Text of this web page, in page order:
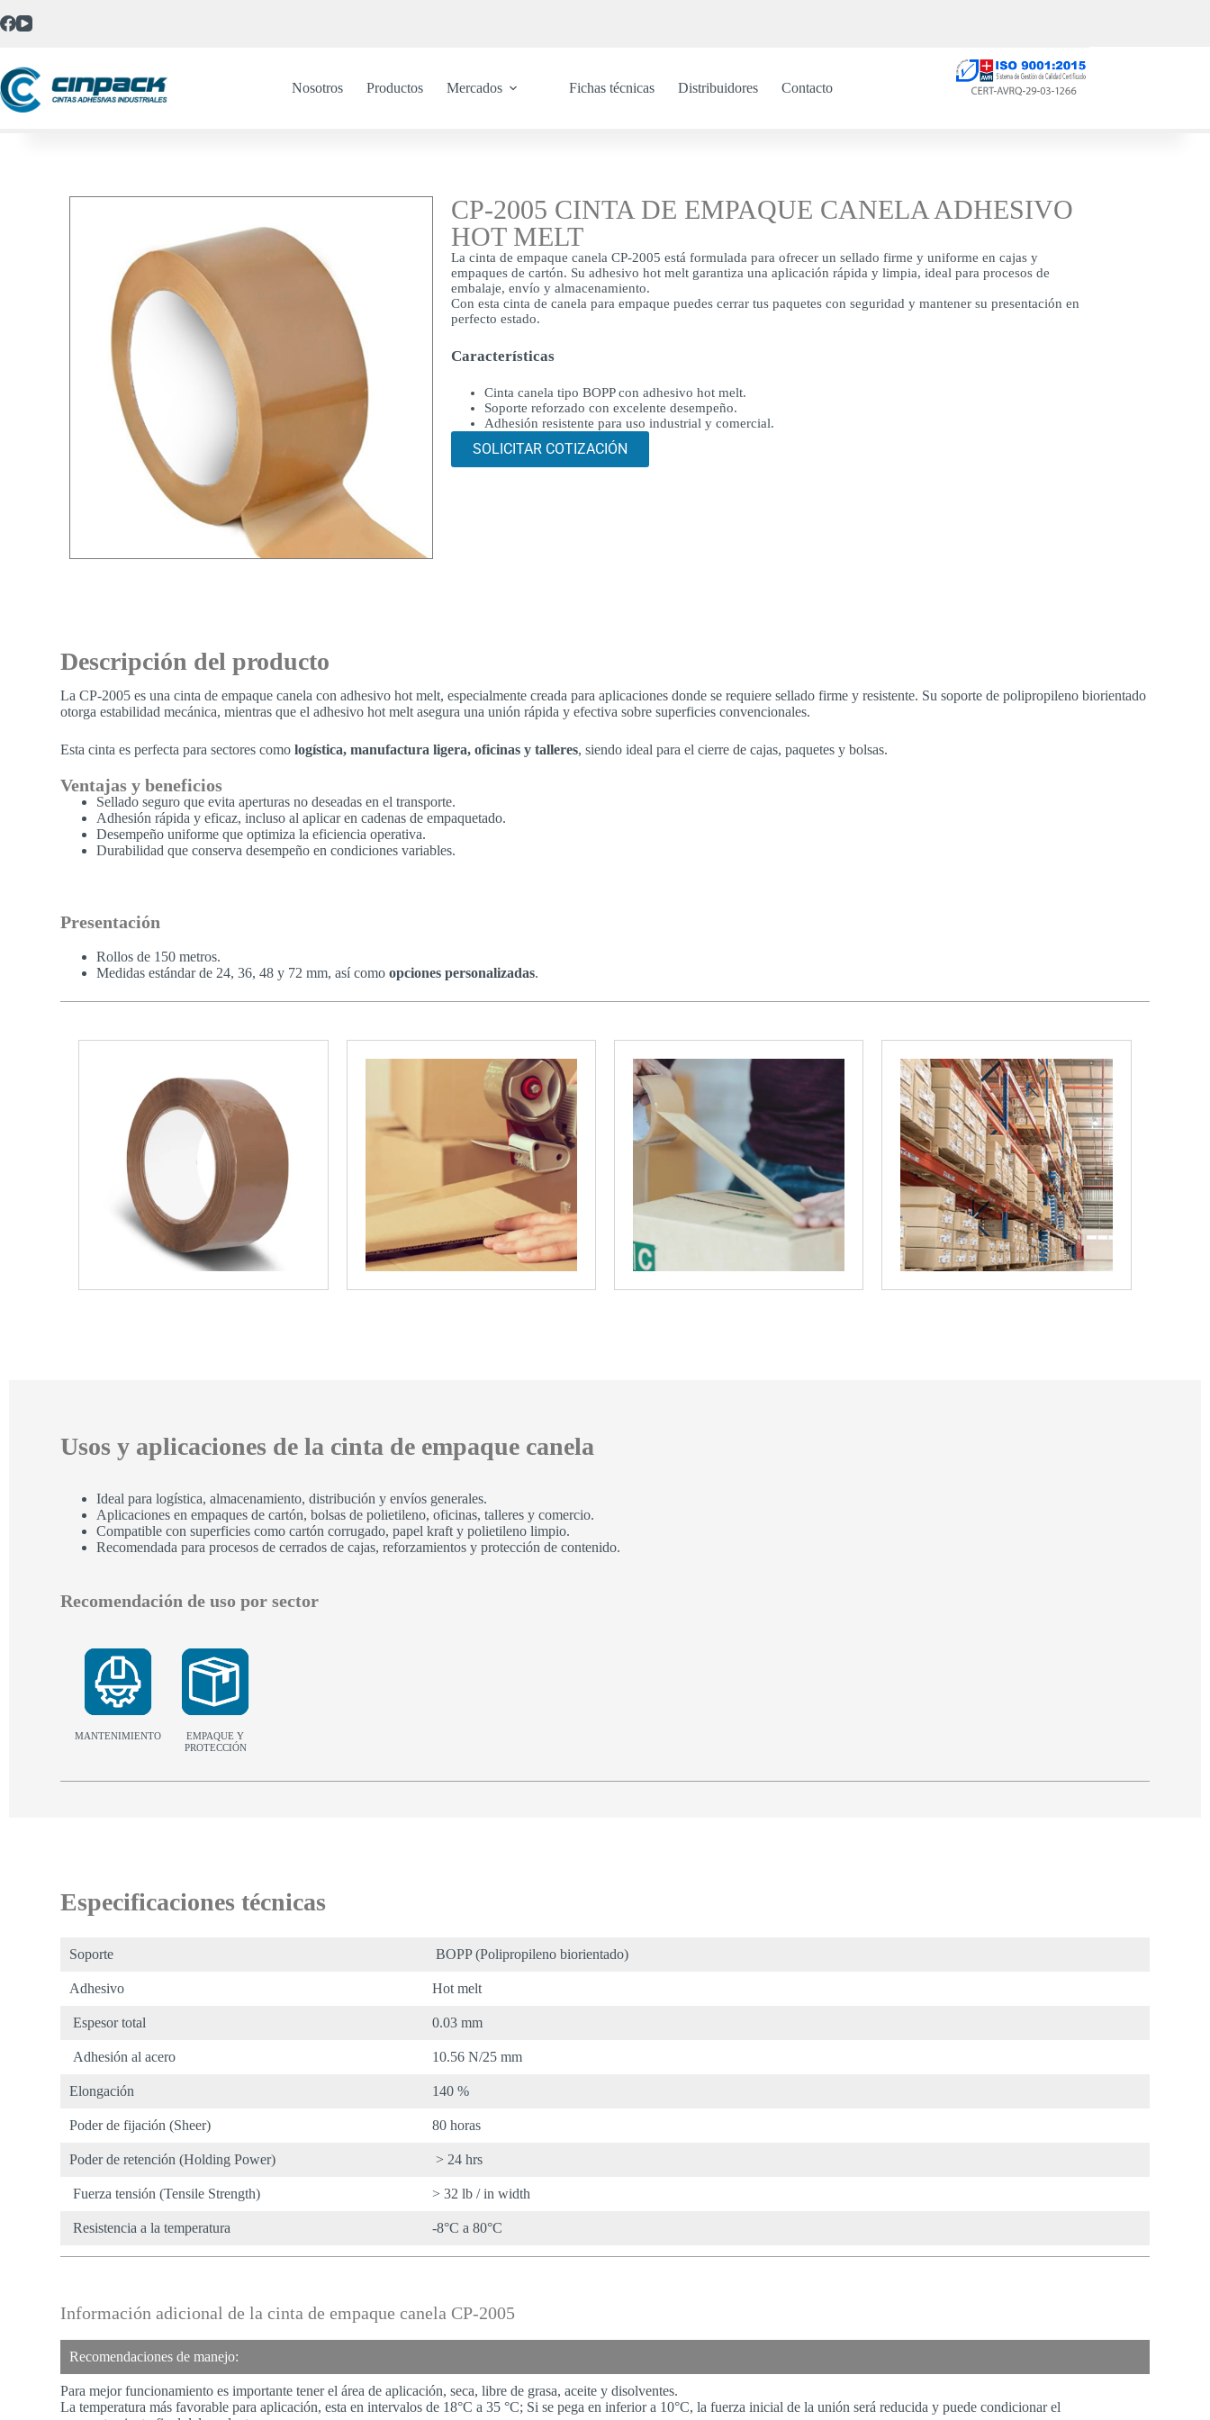
Nosotros Productos Mercados Fichas técnicas Distribuidores Contacto
CP-2005 CINTA DE EMPAQUE CANELA ADHESIVO
HOT MELT
La cinta de empaque canela CP-2005 está formulada para ofrecer un sellado firme y uniforme en cajas y
empaques de cartón. Su adhesivo hot melt garantiza una aplicación rápida y limpia, ideal para procesos de
embalaje, envío y almacenamiento.
Con esta cinta de canela para empaque puedes cerrar tus paquetes con seguridad y mantener su presentación en
perfecto estado.
Características
Cinta canela tipo BOPP con adhesivo hot melt.
Soporte reforzado con excelente desempeño.
Adhesión resistente para uso industrial y comercial.
SOLICITAR COTIZACIÓN
Descripción del producto
La CP-2005 es una cinta de empaque canela con adhesivo hot melt, especialmente creada para aplicaciones donde se requiere sellado firme y resistente. Su soporte de polipropileno biorientado
otorga estabilidad mecánica, mientras que el adhesivo hot melt asegura una unión rápida y efectiva sobre superficies convencionales.
Esta cinta es perfecta para sectores comologística, manufactura ligera, oficinas y talleres, siendo ideal para el cierre de cajas, paquetes y bolsas.
Ventajas y beneficios
Sellado seguro que evita aperturas no deseadas en el transporte.
Adhesión rápida y eficaz, incluso al aplicar en cadenas de empaquetado.
Desempeño uniforme que optimiza la eficiencia operativa.
Durabilidad que conserva desempeño en condiciones variables.
Presentación
Rollos de 150 metros.
Medidas estándar de 24, 36, 48 y 72 mm, así como opciones personalizadas.
Usos y aplicaciones de la cinta de empaque canela
Ideal para logística, almacenamiento, distribución y envíos generales.
Aplicaciones en empaques de cartón, bolsas de polietileno, oficinas, talleres y comercio.
Compatible con superficies como cartón corrugado, papel kraft y polietileno limpio.
Recomendada para procesos de cerrados de cajas, reforzamientos y protección de contenido.
Recomendación de uso por sector
MANTENIMIENTO
EMPAQUE Y
PROTECCIÓN
Especificaciones técnicas
Soporte BOPP (Polipropileno biorientado)
Adhesivo Hot melt
Espesor total 0.03 mm
Adhesión al acero 10.56 N/25 mm
Elongación 140 %
Poder de fijación (Sheer) 80 horas
Poder de retención (Holding Power) > 24 hrs
Fuerza tensión (Tensile Strength) > 32 lb / in width
Resistencia a la temperatura -8°C a 80°C
Información adicional de la cinta de empaque canela CP-2005
Recomendaciones de manejo:
Para mejor funcionamiento es importante tener el área de aplicación, seca, libre de grasa, aceite y disolventes.
La temperatura más favorable para aplicación, esta en intervalos de 18°C a 35 °C; Si se pega en inferior a 10°C, la fuerza inicial de la unión será reducida y puede condicionar el